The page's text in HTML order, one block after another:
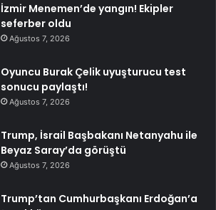
İzmir Menemen’de yangın! Ekipler
seferber oldu
Ağustos 7, 2026
Oyuncu Burak Çelik uyuşturucu test
sonucu paylaştı!
Ağustos 7, 2026
Trump, İsrail Başbakanı Netanyahu ile
Beyaz Saray’da görüştü
Ağustos 7, 2026
Trump’tan Cumhurbaşkanı Erdoğan’a